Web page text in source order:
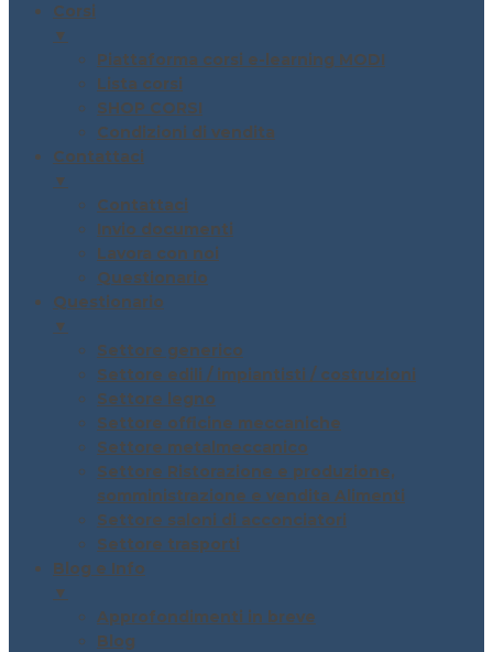
Corsi
▼
Piattaforma corsi e-learning MODI
Lista corsi
SHOP CORSI
Condizioni di vendita
Contattaci
▼
Contattaci
Invio documenti
Lavora con noi
Questionario
Questionario
▼
Settore generico
Settore edili / impiantisti / costruzioni
Settore legno
Settore officine meccaniche
Settore metalmeccanico
Settore Ristorazione e produzione,
somministrazione e vendita Alimenti
Settore saloni di acconciatori
Settore trasporti
Blog e Info
▼
Approfondimenti in breve
Blog